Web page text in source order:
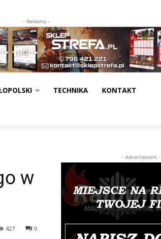
- Reklama -
TECHNIKA KONTAKT
w
0
427
- Advertisment -